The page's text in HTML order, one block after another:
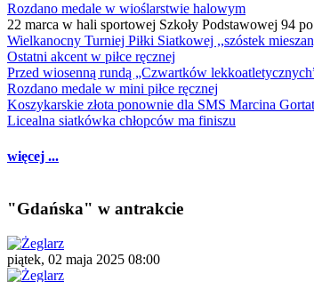
Rozdano medale w wioślarstwie halowym
22 marca w hali sportowej Szkoły Podstawowej 94
Wielkanocny Turniej Piłki Siatkowej ,,szóstek
Ostatni akcent w piłce ręcznej
Przed wiosenną rundą „Czwartków
Rozdano medale w mini piłce ręcznej
Koszykarskie złota ponownie dla SMS Marcina
Licealna siatkówka chłopców ma finiszu
więcej ...
"Gdańska" w antrakcie
piątek, 02 maja 2025 08:00